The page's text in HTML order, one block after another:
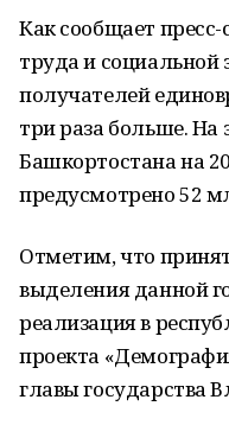
Как сообщает
труда и
получателей
три раза больше. На
Башкортостана на
предусмотрено 52
Отметим, что
выделения данной
реализация в
проекта
главы государства